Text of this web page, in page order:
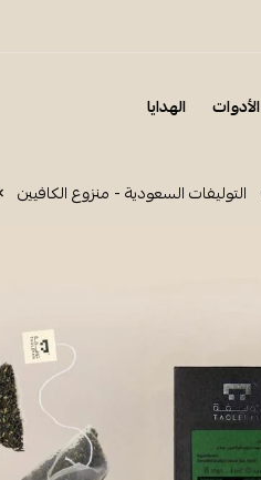
الأدوات الهدايا
التوليفات السعودية - منزوع الكافيين